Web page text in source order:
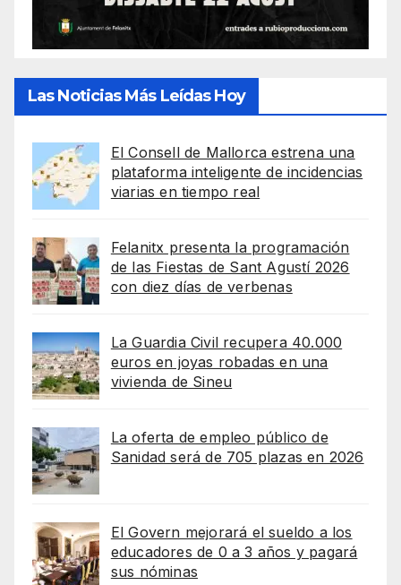
Las Noticias Más Leídas Hoy
El Consell de Mallorca estrena una
plataforma inteligente de incidencias
viarias en tiempo real
Felanitx presenta la programación
de las Fiestas de Sant Agustí 2026
con diez días de verbenas
La Guardia Civil recupera 40.000
euros en joyas robadas en una
vivienda de Sineu
La oferta de empleo público de
Sanidad será de 705 plazas en 2026
El Govern mejorará el sueldo a los
educadores de 0 a 3 años y pagará
sus nóminas